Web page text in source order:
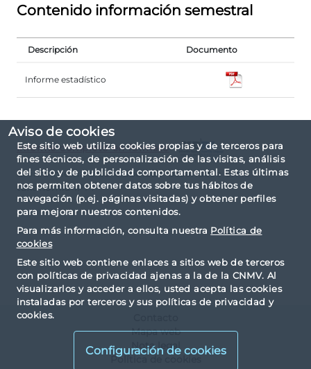
Aviso de cookies
Este sitio web utiliza cookies propias y de terceros para
fines técnicos, de personalización de las visitas, análisis
del sitio y de publicidad comportamental. Estas últimas
nos permiten obtener datos sobre tus hábitos de
navegación (p.ej. páginas visitadas) y obtener perfiles
para mejorar nuestros contenidos.
Para más información, consulta nuestra Política de
cookies
Este sitio web contiene enlaces a sitios web de terceros
con políticas de privacidad ajenas a la de la CNMV. Al
visualizarlos y acceder a ellos, usted acepta las cookies
instaladas por terceros y sus políticas de privacidad y
cookies.
Configuración de cookies
Contenido información semestral
Descripción Documento
Informe estadístico
Informe completo en formato
El informe ha sido elaborado basándose en la
taxonomía IPP.
Mapa web
Nota legal
Política de cookies